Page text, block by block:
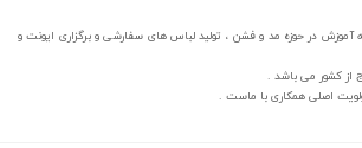
آموزش در حوزه مد و فشن ، تولید لباس های سفارشی و برگزاری ایونت و
از کشور می باشد .
اصلی همکاری با ماست .